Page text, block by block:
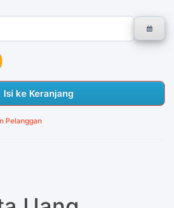
Isi ke Keranjang
Pelanggan